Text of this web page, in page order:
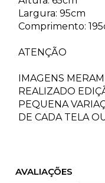
Largura: 95cm
Comprimento:
ATENÇÃO
IMAGENS
REALIZADO
PEQUENA
DE CADA TELA
AVALIAÇÕES